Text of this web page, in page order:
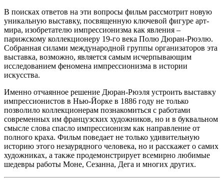
В поисках ответов на эти вопросы фильм рассмотрит новую
уникальную выставку, посвященную ключевой фигуре арт-
мира, изобретателю импрессионизма как явления –
парижскому коллекционеру 19-го века Полю Дюран-Рюэлю.
Собранная силами международной группы организаторов эта
выставка, возможно, является самым исчерпывающим
исследованием феномена импрессионизма в истории
искусства.
Именно отчаянное решение Дюран-Рюэля устроить выставку
импрессионистов в Нью-Йорке в 1886 году не только
позволило коллекционерам познакомиться с работами
современных им французских художников, но и в буквальном
смысле слова спасло импрессионизм как направление от
полного краха. Фильм поведает не только удивительную
историю этого незаурядного человека, но и расскажет о самих
художниках, а также продемонстрирует всемирно любимые
шедевры работы Моне, Сезанна, Дега и многих других.